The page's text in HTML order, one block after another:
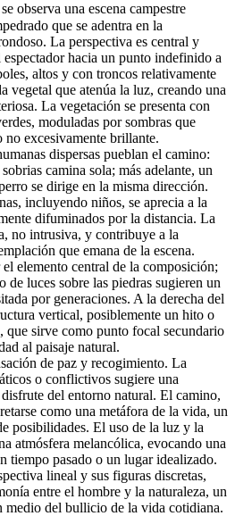
observa una escena campestre
que se adentra en la
La perspectiva es central y
hacia un punto indefinido a
altos y con troncos relativamente
vegetal que atenúa la luz, creando una
La vegetación se presenta con
moduladas por sombras que
no excesivamente brillante.
dispersas pueblan el camino:
camina sola; más adelante, un
se dirige en la misma dirección.
incluyendo niños, se aprecia a la
difuminados por la distancia. La
no intrusiva, y contribuye a la
que emana de la escena.
elemento central de la composición;
luces sobre las piedras sugieren un
por generaciones. A la derecha del
vertical, posiblemente un hito o
que sirve como punto focal secundario
al paisaje natural.
de paz y recogimiento. La
o conflictivos sugiere una
del entorno natural. El camino,
como una metáfora de la vida, un
posibilidades. El uso de la luz y la
atmósfera melancólica, evocando una
tiempo pasado o un lugar idealizado.
lineal y sus figuras discretas,
entre el hombre y la naturaleza, un
medio del bullicio de la vida cotidiana.